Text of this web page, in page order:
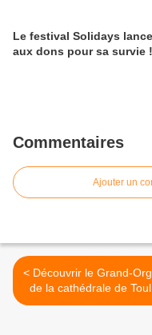
Le festival Solidays
aux dons pour sa survie !
Commentaires
Ajouter un
< Découvrir le Grand-Orgue
de la cathédrale de